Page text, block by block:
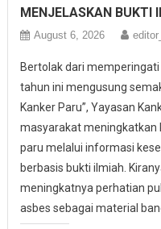
MENJELASKAN BUKTI
August 6, 2026
Bertolak dari
tahun ini mengusung
Kanker Paru”, Yayasan
masyarakat meningkatkan
paru melalui informasi
berbasis bukti ilmiah.
meningkatnya perhatian
asbes sebagai material